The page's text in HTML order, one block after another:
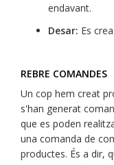
endavant.
Desar: Es
REBRE COMANDES
Un cop hem creat
s'han generat
que es poden
una comanda de
productes. És a dir,